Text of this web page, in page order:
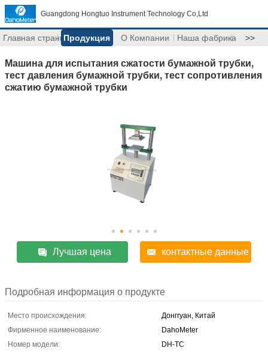
Guangdong Hongtuo Instrument Technology Co,Ltd
Главная страницаПродукция О Компании Наша фабрика >>
Машина для испытания сжатости бумажной трубки,
тест давления бумажной трубки, тест сопротивления
сжатию бумажной трубки
Лучшая цена контактные данные
Подробная информация о продукте
Место происхождения:
Донггуан, Китай
Фирменное наименование:
DahoMeter
Номер модели:
DH-TC